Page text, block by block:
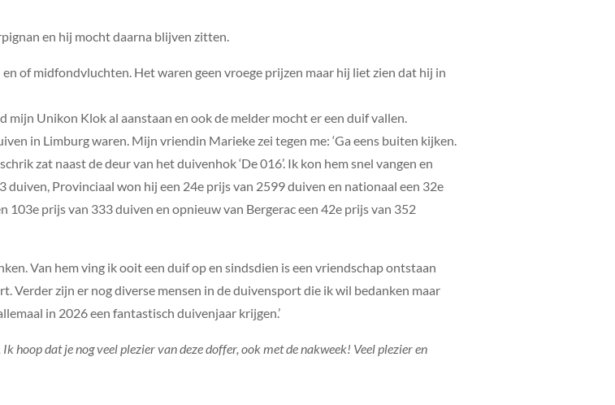
en hij mocht daarna blijven zitten.
of midfondvluchten. Het waren geen vroege prijzen maar hij liet zien dat hij in
mijn Unikon Klok al aanstaan en ook de melder mocht er een duif vallen.
in Limburg waren. Mijn vriendin Marieke zei tegen me: ‘Ga eens buiten kijken.
zat naast de deur van het duivenhok ‘De 016’. Ik kon hem snel vangen en
Provinciaal won hij een 24e prijs van 2599 duiven en nationaal een 32e
103e prijs van 333 duiven en opnieuw van Bergerac een 42e prijs van 352
Van hem ving ik ooit een duif op en sindsdien is een vriendschap ontstaan
Verder zijn er nog diverse mensen in de duivensport die ik wil bedanken maar
in 2026 een fantastisch duivenjaar krijgen.’
hoop dat je nog veel plezier van deze doffer, ook met de nakweek! Veel plezier en